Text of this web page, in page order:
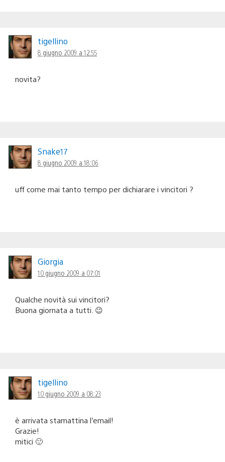
tigellino
8 giugno 2009 a 12:55
novita?
Snake17
8 giugno 2009 a 18:06
uff come mai tanto tempo per dichiarare i vincitori ?
Giorgia
10 giugno 2009 a 07:01
Qualche novità sui vincitori?
Buona giornata a tutti. 😉
tigellino
10 giugno 2009 a 08:23
è arrivata stamattina l’email!
Grazie!
mitici 🙂